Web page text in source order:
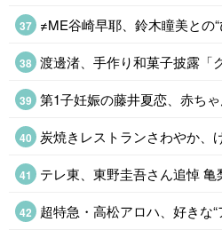
渡邊渚、手作り和菓子披露「